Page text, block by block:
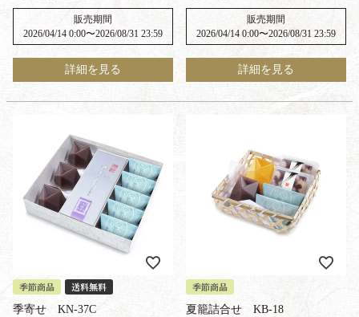
販売期間
2026/04/14 0:00〜2026/08/31 23:59
詳細を見る
販売期間
2026/04/14 0:00〜2026/08/31 23:59
詳細を見る
季節商品 送料無料
季寄せ KN-37C
季節商品
夏籠詰合せ KB-18